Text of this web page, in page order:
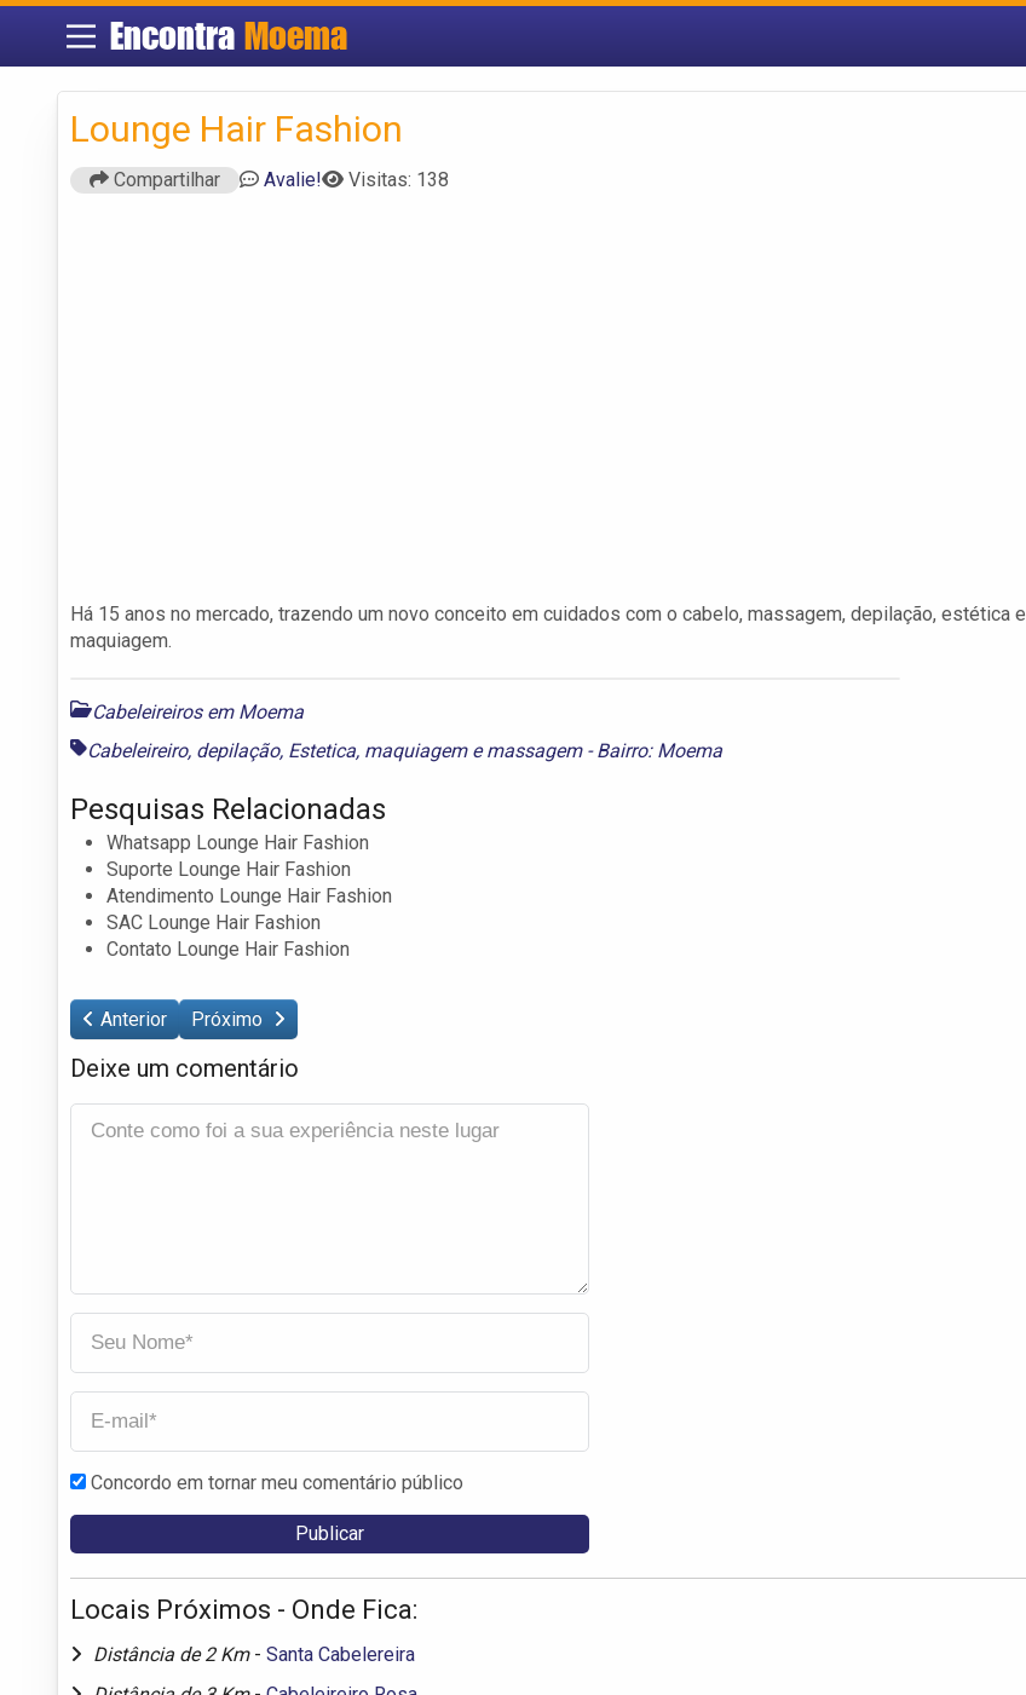
Encontra Moema
Lounge Hair Fashion
Compartilhar Avalie! Visitas: 138
Há 15 anos no mercado, trazendo um novo conceito em cuidados com o cabelo, massagem, depilação, estética e
maquiagem.
Cabeleireiros em Moema
Cabeleireiro, depilação, Estetica, maquiagememassagem - Bairro: Moema
Pesquisas Relacionadas
Whatsapp Lounge Hair Fashion
Suporte Lounge Hair Fashion
Atendimento Lounge Hair Fashion
SAC Lounge Hair Fashion
Contato Lounge Hair Fashion
Anterior Próximo
Deixe um comentário
Concordo em tornar meu comentário público
Locais Próximos - Onde Fica:
Distância de 2 Km - Santa Cabelereira